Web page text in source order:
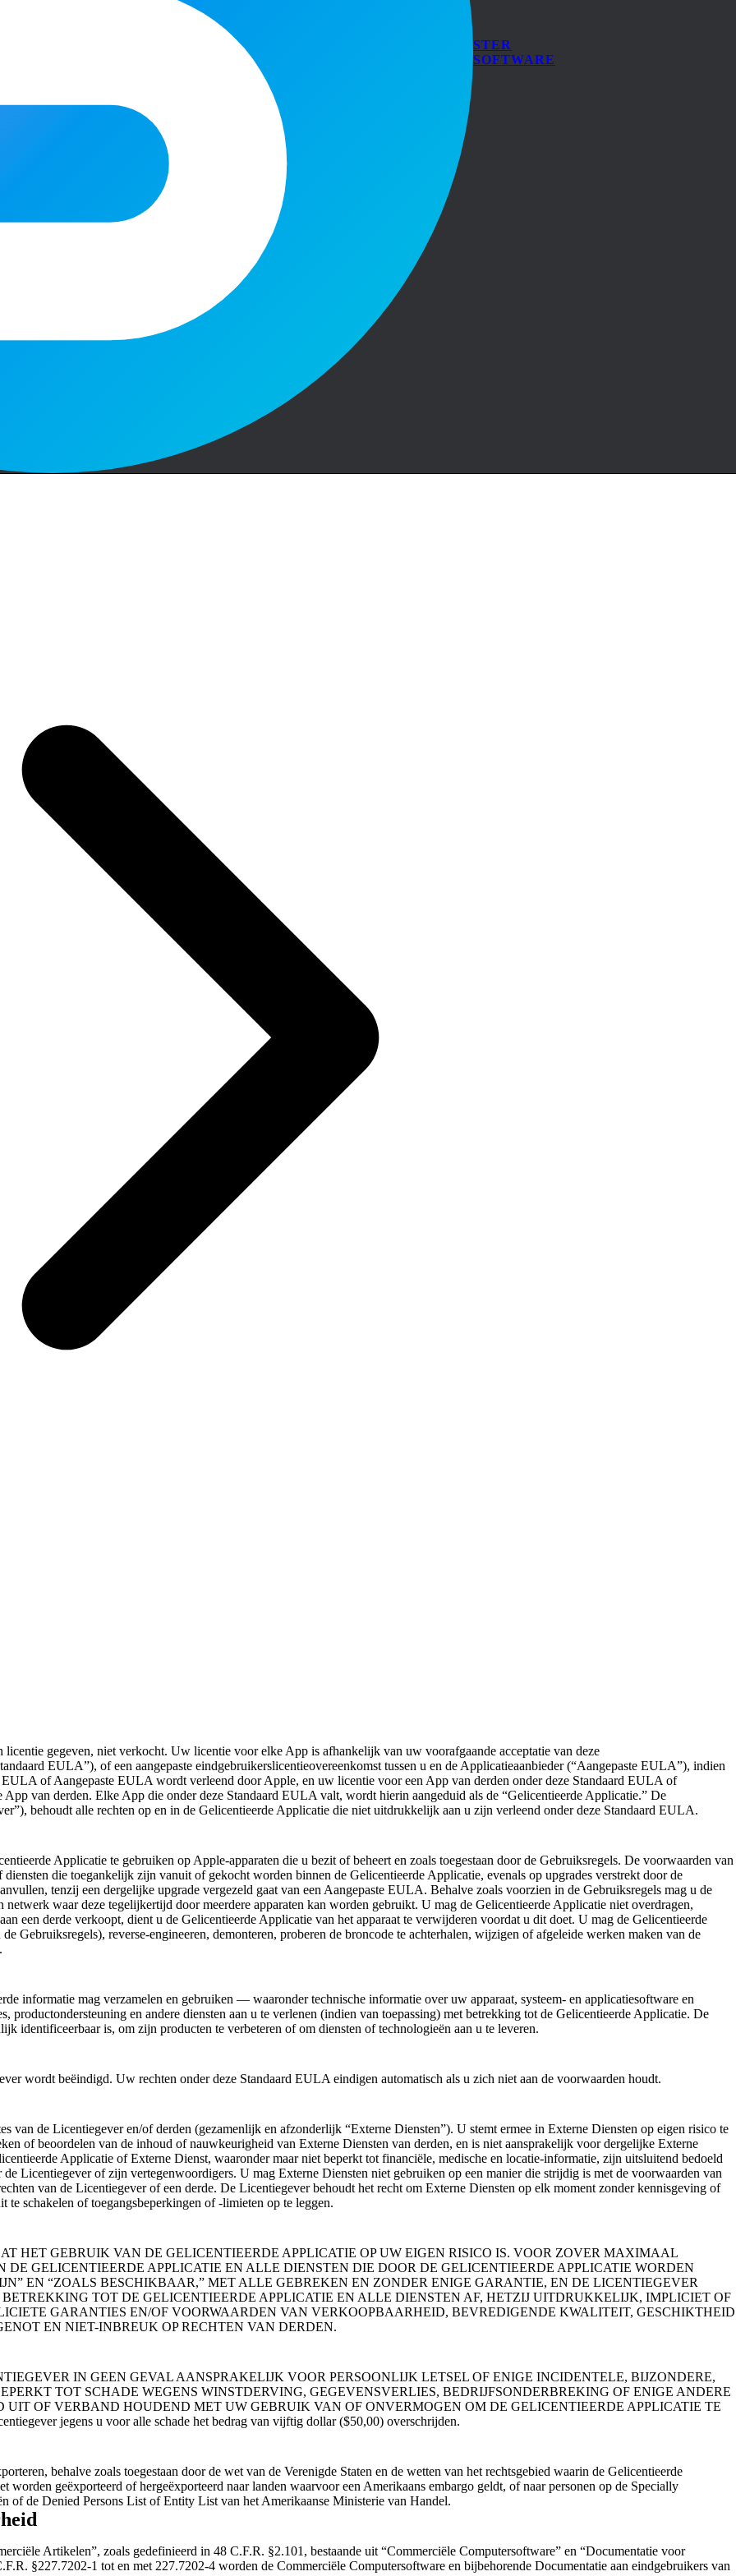
STER
SOFTWARE
gegeven, niet verkocht. Uw licentie voor elke App is afhankelijk van uw voorafgaande acceptatie van deze
EULA”), of een aangepaste eindgebruikerslicentieovereenkomst tussen u en de Applicatieaanbieder (“Aangepaste EULA”), indien
of Aangepaste EULA wordt verleend door Apple, en uw licentie voor een App van derden onder deze Standaard EULA of
van derden. Elke App die onder deze Standaard EULA valt, wordt hierin aangeduid als de “Gelicentieerde Applicatie.” De
behoudt alle rechten op en in de Gelicentieerde Applicatie die niet uitdrukkelijk aan u zijn verleend onder deze Standaard EULA.
Applicatie te gebruiken op Apple-apparaten die u bezit of beheert en zoals toegestaan door de Gebruiksregels. De voorwaarden van
die toegankelijk zijn vanuit of gekocht worden binnen de Gelicentieerde Applicatie, evenals op upgrades verstrekt door de
tenzij een dergelijke upgrade vergezeld gaat van een Aangepaste EULA. Behalve zoals voorzien in de Gebruiksregels mag u de
waar deze tegelijkertijd door meerdere apparaten kan worden gebruikt. U mag de Gelicentieerde Applicatie niet overdragen,
een derde verkoopt, dient u de Gelicentieerde Applicatie van het apparaat te verwijderen voordat u dit doet. U mag de Gelicentieerde
Gebruiksregels), reverse-engineeren, demonteren, proberen de broncode te achterhalen, wijzigen of afgeleide werken maken van de
informatie mag verzamelen en gebruiken — waaronder technische informatie over uw apparaat, systeem- en applicatiesoftware en
en andere diensten aan u te verlenen (indien van toepassing) met betrekking tot de Gelicentieerde Applicatie. De
identificeerbaar is, om zijn producten te verbeteren of om diensten of technologieën aan u te leveren.
wordt beëindigd. Uw rechten onder deze Standaard EULA eindigen automatisch als u zich niet aan de voorwaarden houdt.
van de Licentiegever en/of derden (gezamenlijk en afzonderlijk “Externe Diensten”). U stemt ermee in Externe Diensten op eigen risico te
of beoordelen van de inhoud of nauwkeurigheid van Externe Diensten van derden, en is niet aansprakelijk voor dergelijke Externe
Applicatie of Externe Dienst, waaronder maar niet beperkt tot financiële, medische en locatie-informatie, zijn uitsluitend bedoeld
Licentiegever of zijn vertegenwoordigers. U mag Externe Diensten niet gebruiken op een manier die strijdig is met de voorwaarden van
van de Licentiegever of een derde. De Licentiegever behoudt het recht om Externe Diensten op elk moment zonder kennisgeving of
schakelen of toegangsbeperkingen of -limieten op te leggen.
HET GEBRUIK VAN DE GELICENTIEERDE APPLICATIE OP UW EIGEN RISICO IS. VOOR ZOVER MAXIMAAL
DE GELICENTIEERDE APPLICATIE EN ALLE DIENSTEN DIE DOOR DE GELICENTIEERDE APPLICATIE WORDEN
EN “ZOALS BESCHIKBAAR,” MET ALLE GEBREKEN EN ZONDER ENIGE GARANTIE, EN DE LICENTIEGEVER
TOT DE GELICENTIEERDE APPLICATIE EN ALLE DIENSTEN AF, HETZIJ UITDRUKKELIJK, IMPLICIET OF
GARANTIES EN/OF VOORWAARDEN VAN VERKOOPBAARHEID, BEVREDIGENDE KWALITEIT, GESCHIKTHEID
EN NIET-INBREUK OP RECHTEN VAN DERDEN.
IN GEEN GEVAL AANSPRAKELIJK VOOR PERSOONLIJK LETSEL OF ENIGE INCIDENTELE, BIJZONDERE,
TOT SCHADE WEGENS WINSTDERVING, GEGEVENSVERLIES, BEDRIJFSONDERBREKING OF ENIGE ANDERE
OF VERBAND HOUDEND MET UW GEBRUIK VAN OF ONVERMOGEN OM DE GELICENTIEERDE APPLICATIE TE
jegens u voor alle schade het bedrag van vijftig dollar ($50,00) overschrijden.
behalve zoals toegestaan door de wet van de Verenigde Staten en de wetten van het rechtsgebied waarin de Gelicentieerde
geëxporteerd of hergeëxporteerd naar landen waarvoor een Amerikaans embargo geldt, of naar personen op de Specially
of de Denied Persons List of Entity List van het Amerikaanse Ministerie van Handel.
Artikelen”, zoals gedefinieerd in 48 C.F.R. §2.101, bestaande uit “Commerciële Computersoftware” en “Documentatie voor
§227.7202-1 tot en met 227.7202-4 worden de Commerciële Computersoftware en bijbehorende Documentatie aan eindgebruikers van